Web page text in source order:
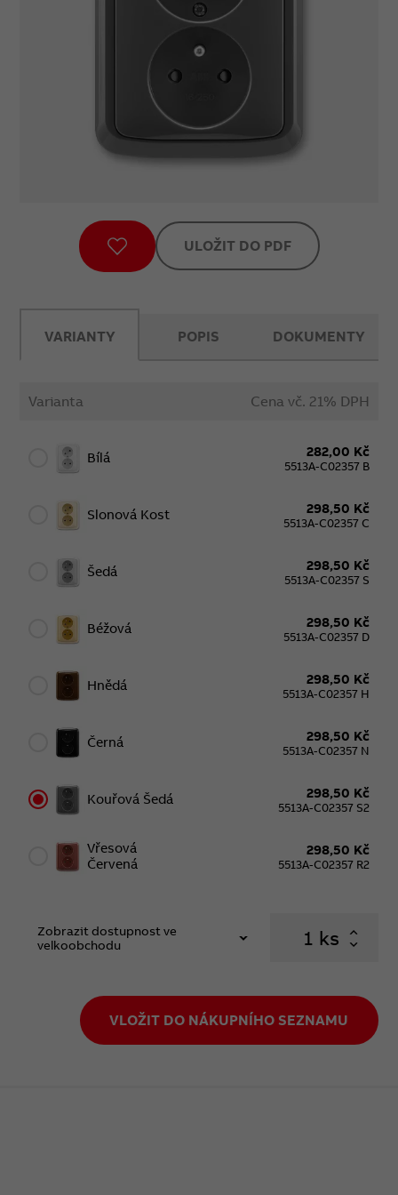
ULOŽIT DO PDF
VARIANTY
Varianta Cena vč. 21% DPH
Bílá 282,00 Kč
5513A-C02357 B
Slonová Kost 298,50 Kč
5513A-C02357 C
Šedá 298,50 Kč
5513A-C02357 S
Béžová 298,50 Kč
5513A-C02357 D
Hnědá 298,50 Kč
5513A-C02357 H
Černá 298,50 Kč
5513A-C02357 N
Kouřová Šedá 298,50 Kč
5513A-C02357 S2
Vřesová
Červená
298,50 Kč
5513A-C02357 R2
Zobrazit dostupnost ve
velkoobchodu
ks
VLOŽIT DO NÁKUPNÍHO SEZNAMU
POPIS DOKUMENTY